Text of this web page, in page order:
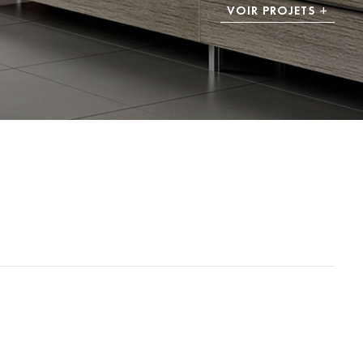
VOIR PROJETS